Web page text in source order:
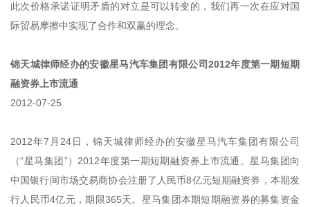
此次价格承诺证明矛盾的对立是可以转变的，我们再一次在应对国
际贸易摩擦中实现了合作和双赢的理念。
锦天城律师经办的安徽星马汽车集团有限公司2012年度第一期短期
融资券上市流通
2012-07-25
2012年7月24日，锦天城律师经办的安徽星马汽车集团有限公司
（“星马集团”）2012年度第一期短期融资券上市流通。星马集团向
中国银行间市场交易商协会注册了人民币8亿元短期融资券，本期发
行人民币4亿元，期限365天。星马集团本期短期融资券的募集资金